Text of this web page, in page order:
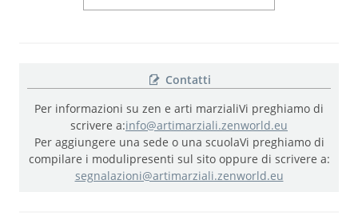
Contatti
Per informazioni su zen e arti marzialiVi preghiamo di
scrivere a:info@artimarziali.zenworld.eu
Per aggiungere una sede o una scuolaVi preghiamo di
compilare i modulipresenti sul sito oppure di scrivere a:
segnalazioni@artimarziali.zenworld.eu